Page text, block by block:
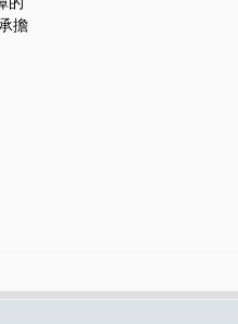
擔